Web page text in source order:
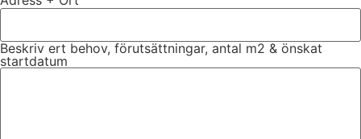
Beskriv ert behov, förutsättningar, antal m2 & önskat
startdatum